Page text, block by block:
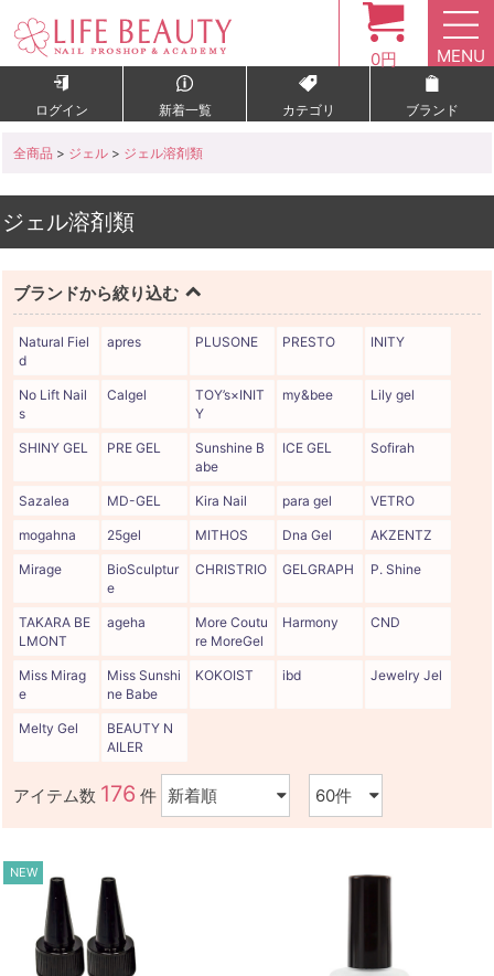
0円 MENU
ログイン 新着一覧 カテゴリ ブランド
全商品 > ジェル > ジェル溶剤類
ジェル溶剤類
ブランドから絞り込む
Natural Fiel
d
apres PLUSONE PRESTO INITY
No Lift Nail
s
Calgel
TOY’s×INIT
Y
my&bee Lily gel
SHINY GEL PRE GEL
Sunshine B
abe
ICE GEL Sofirah
Sazalea MD-GEL Kira Nail para gel VETRO
mogahna 25gel MITHOS Dna Gel AKZENTZ
Mirage
BioSculptur
e
CHRISTRIO GELGRAPH P. Shine
TAKARA BE
LMONT
ageha
More Coutu
re MoreGel
Harmony CND
Miss Mirag
e
Miss Sunshi
ne Babe
KOKOIST ibd Jewelry Jel
Melty Gel
BEAUTY N
AILER
アイテム数 176 件
NEW